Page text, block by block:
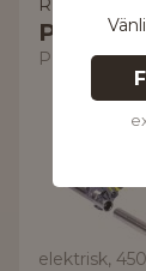
REMS
Power-
elektrisk,